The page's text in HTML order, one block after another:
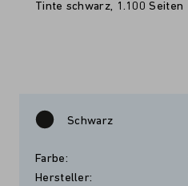
Tinte schwarz, 1.100 Seiten
Schwarz
Farbe:
Hersteller: